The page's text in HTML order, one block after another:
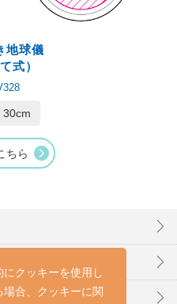
クッキーを使用し
合、クッキーに関
地球儀
式）
30cm
ちら